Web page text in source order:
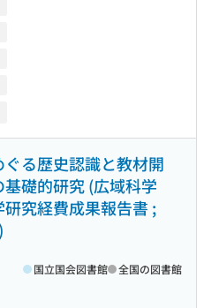
る歴史認識と教材開
礎的研究 (広域科学
究経費成果報告書 ;
国立国会図書館 全国の図書館